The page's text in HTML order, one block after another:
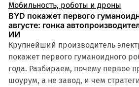
Мобильность, роботы и дроны
BYD покажет первого
августе: гонка
ИИ
Крупнейший производитель
покажет первого гуманоидного
года. Разбираем, почему первое
шоурум, а не завод, и чем